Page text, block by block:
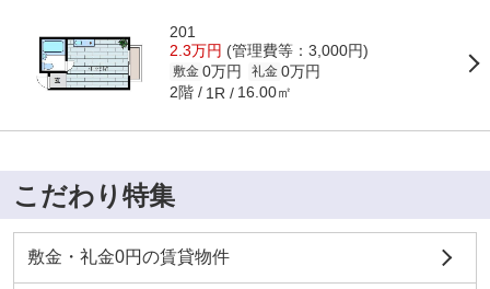
201
2.3万円 (管理費等：3,000円)
敷金 0万円 礼金 0万円
2階 1R 16.00㎡
こだわり特集
敷金・礼金0円の賃貸物件